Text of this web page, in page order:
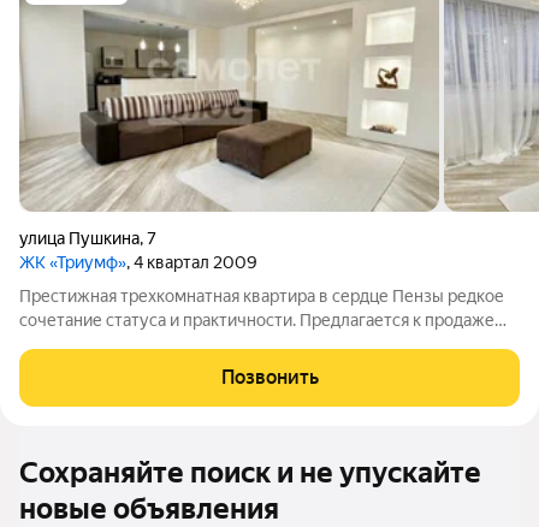
улица Пушкина,7
ЖК «Триумф», 4 квартал 2009
Престижная трехкомнатная квартира в сердце Пензы редкое
сочетание статуса и практичности. Предлагается к продаже
изысканность, эстетику интерьера и обеспечит комфорт для
проживания. Квартира
Позвонить
Сохраняйте поиск и не упускайте
новые объявления